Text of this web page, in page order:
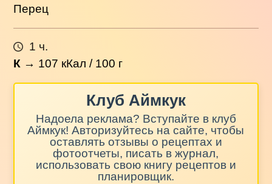
Перец
1 ч.
К → 107 кКал / 100 г
Клуб Аймкук
Надоела реклама? Вступайте в клуб
Аймкук! Авторизуйтесь на сайте, чтобы
оставлять отзывы о рецептах и
фотоотчеты, писать в журнал,
использовать свою книгу рецептов и
планировщик.